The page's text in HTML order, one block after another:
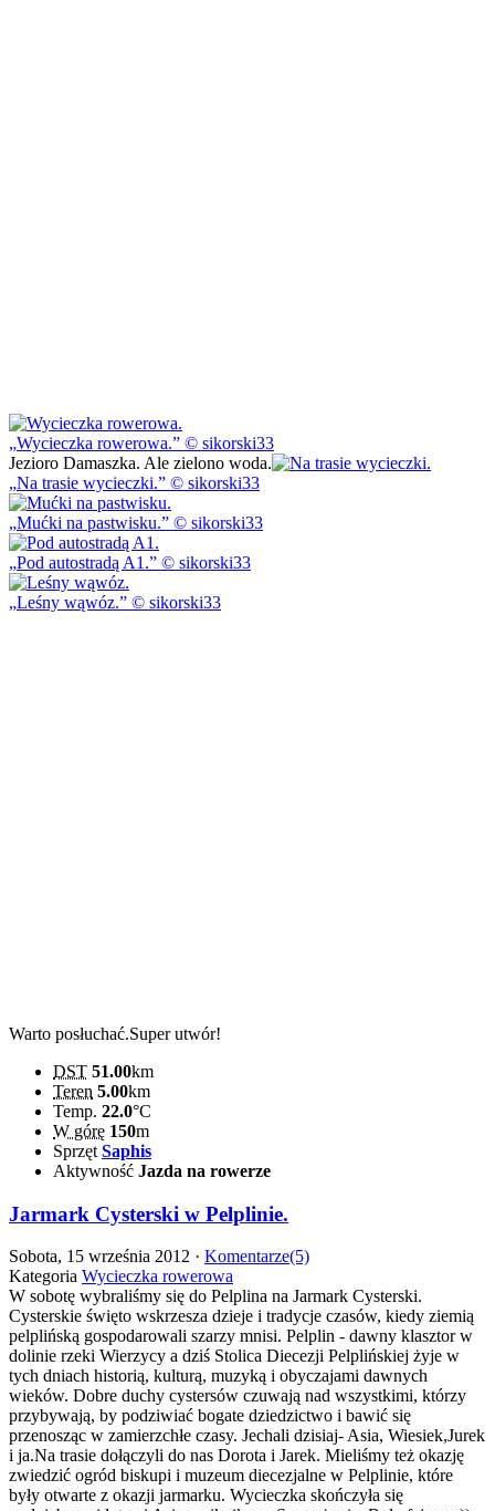
Wycieczka rowerowa.
© sikorski33
Jezioro Damaszka. Ale zielono woda.
Na trasie wycieczki.
© sikorski33
Mućki na pastwisku. © sikorski33
Pod autostradą A1. © sikorski33
Leśny wąwóz. © sikorski33
Warto posłuchać.Super utwór!
DST 51.00km
Teren 5.00km
Temp. 22.0°C
W górę 150m
Sprzęt Saphis
Aktywność Jazda na rowerze
Jarmark Cysterski w Pelplinie.
Sobota, 15 września 2012 · Komentarze(5)
Kategoria Wycieczka rowerowa
W sobotę wybraliśmy się do Pelplina na Jarmark Cysterski.
Cysterskie święto wskrzesza dzieje i tradycje czasów, kiedy ziemią
pelplińską gospodarowali szarzy mnisi. Pelplin - dawny klasztor w
dolinie rzeki Wierzycy a dziś Stolica Diecezji Pelplińskiej żyje w
tych dniach historią, kulturą, muzyką i obyczajami dawnych
wieków. Dobre duchy cystersów czuwają nad wszystkimi, którzy
przybywają, by podziwiać bogate dziedzictwo i bawić się
przenosząc w zamierzchłe czasy. Jechali dzisiaj- Asia, Wiesiek,Jurek
i ja.Na trasie dołączyli do nas Dorota i Jarek. Mieliśmy też okazję
zwiedzić ogród biskupi i muzeum diecezjalne w Pelplinie, które
były otwarte z okazji jarmarku. Wycieczka skończyła się